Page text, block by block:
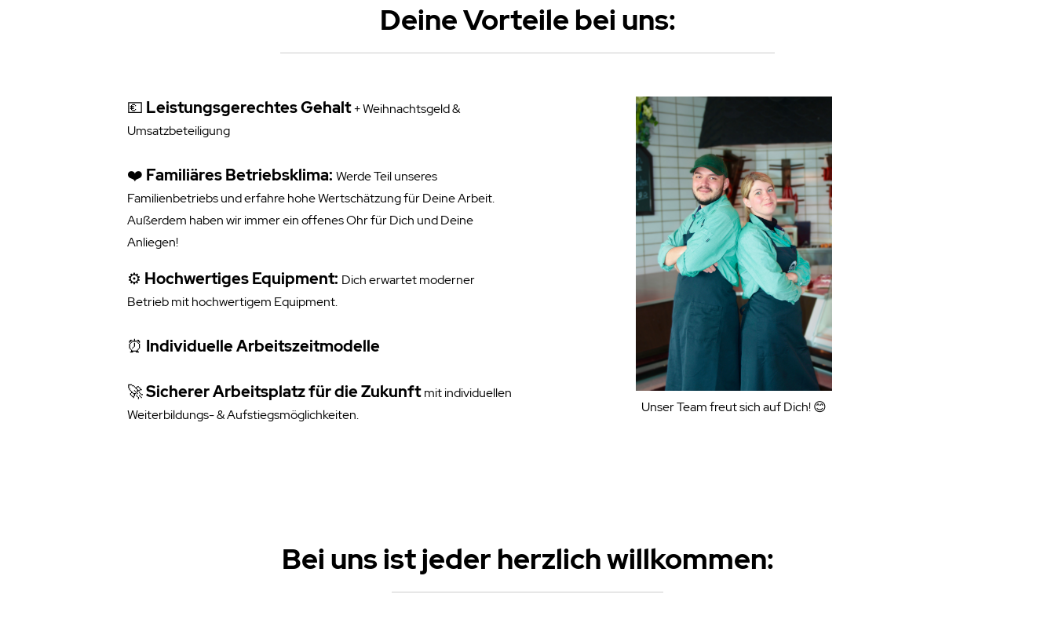
Deine Vorteile bei uns:
💶 Leistungsgerechtes Gehalt+ Weihnachtsgeld &
Umsatzbeteiligung
❤️ Familiäres Betriebsklima: Werde Teil unseres
Familienbetriebs und erfahre hohe Wertschätzung für Deine Arbeit.
Außerdem haben wir immer ein offenes Ohr für Dich und Deine
Anliegen!
⚙️ Hochwertiges Equipment: Dich erwartet moderner
Betrieb mithochwertigem Equipment.
⏰ Individuelle Arbeitszeitmodelle
🚀Sicherer Arbeitsplatz für die Zukunftmit individuellen
Weiterbildungs- & Aufstiegsmöglichkeiten.
Unser Team freut sich auf Dich! 😊
Bei uns ist jeder herzlich willkommen: